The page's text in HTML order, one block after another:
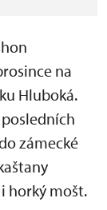
na
Hluboká.
zámecké
horký mošt.